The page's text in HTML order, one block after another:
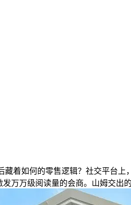
着如何的零售逻辑？社交平台上
万万级阅读量的会商。山姆交出